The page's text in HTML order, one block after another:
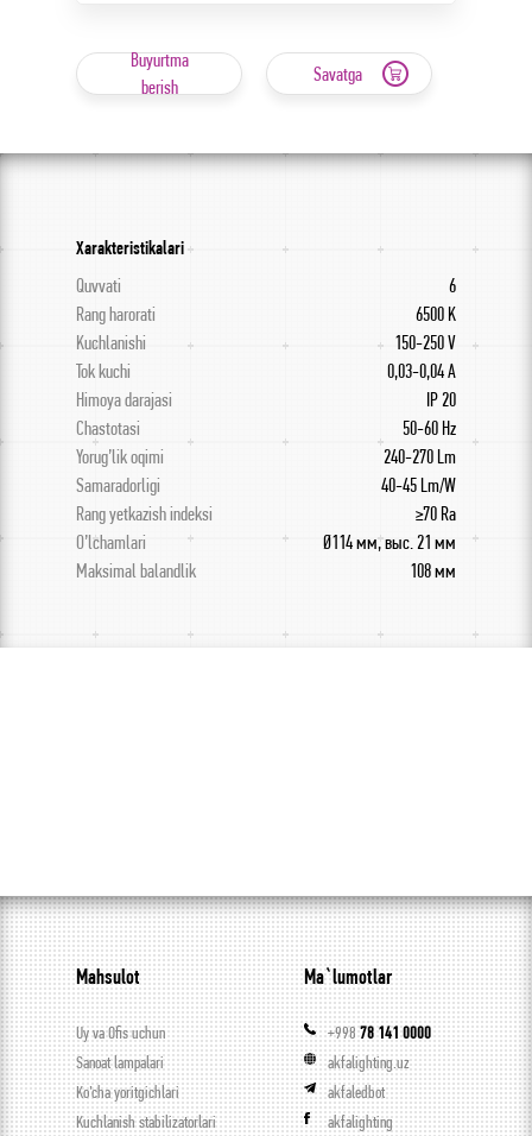
Buyurtma
berish
Savatga
Xarakteristikalari
Quvvati
6
Rang harorati
6500 K
Kuchlanishi
150-250 V
Tok kuchi
0,03-0,04 A
Himoya darajasi
IP 20
Chastotasi
50-60 Hz
Yorug’lik oqimi
240-270 Lm
Samaradorligi
40-45 Lm/W
Rang yetkazish indeksi
≥70 Ra
O’lchamlari
Ø114 мм, выс. 21 мм
Maksimal balandlik
108 мм
Mahsulot
Uy va Ofis uchun
Sanoat lampalari
Ko’cha yoritgichlari
Kuchlanish stabilizatorlari
Ma`lumotlar
+99878 141 0000
akfalighting.uz
akfaledbot
akfalighting